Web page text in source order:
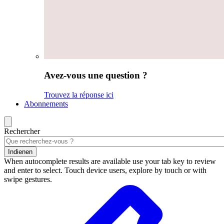
Avez-vous une question ?
Trouvez la réponse ici
Abonnements
Rechercher
Indienen
When autocomplete results are available use your tab key to review
and enter to select. Touch device users, explore by touch or with
swipe gestures.